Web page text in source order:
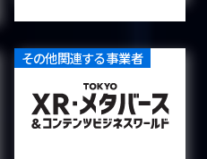
その他関連する事業者